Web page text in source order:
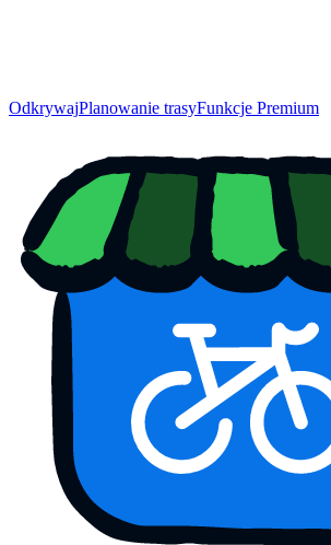
OdkrywajPlanowanie trasyFunkcje Premium